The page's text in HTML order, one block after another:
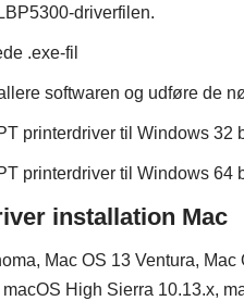
driverfilen.
.exe-fil
softwaren og udføre de
printerdriver til Windows 32
printerdriver til Windows 64
installation Mac
Mac OS 13 Ventura,
High Sierra 10.13.x,